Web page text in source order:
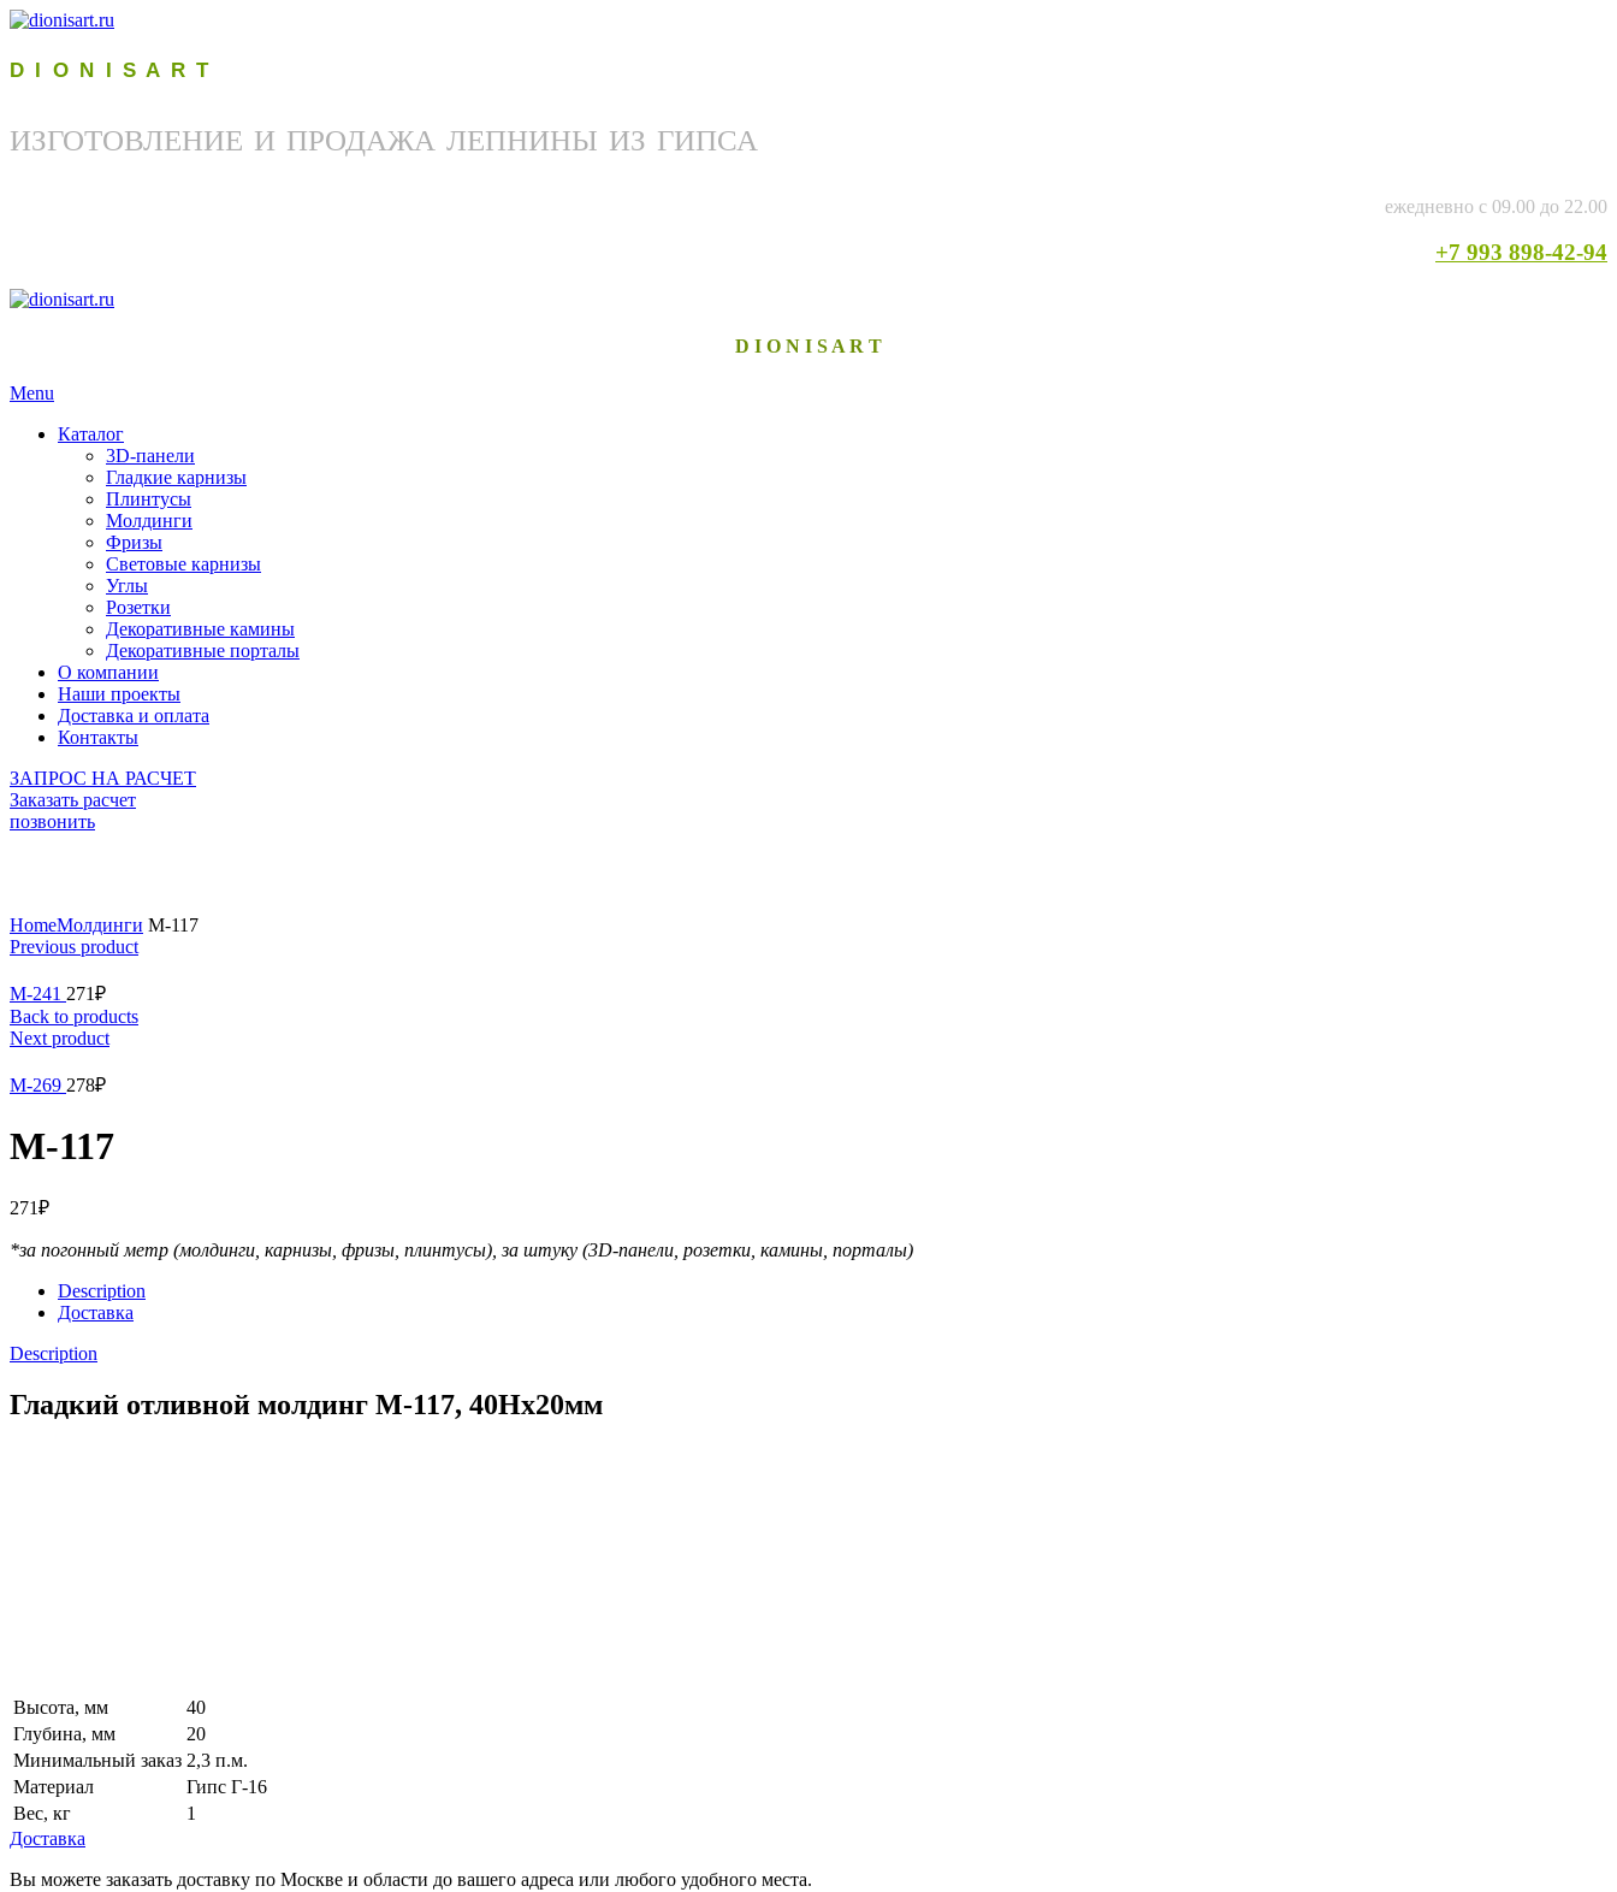
D I O N I S A R T
ИЗГОТОВЛЕНИЕ И ПРОДАЖА ЛЕПНИНЫ ИЗ ГИПСА
ежедневно с 09.00 до 22.00
+7 993 898-42-94
D I O N I S A R T
Menu
Каталог
3D-панели
Гладкие карнизы
Плинтусы
Молдинги
Фризы
Световые карнизы
Углы
Розетки
Декоративные камины
Декоративные порталы
О компании
Наши проекты
Доставка и оплата
Контакты
ЗАПРОС НА РАСЧЕТ
Заказать расчет
позвонить
HomeМолдинги М-117
Previous product
М-241 271₽
Back to products
Next product
М-269 278₽
М-117
271₽
*за погонный метр (молдинги, карнизы, фризы, плинтусы), за штуку (3D-панели, розетки, камины, порталы)
Description
Доставка
Description
Гладкий отливной молдинг М-117, 40Hx20мм
Высота, мм
40
Глубина, мм
20
Минимальный заказ 2,3 п.м.
Материал
Гипс Г-16
Вес, кг
1
Доставка
Вы можете заказать доставку по Москве и области до вашего адреса или любого удобного места.